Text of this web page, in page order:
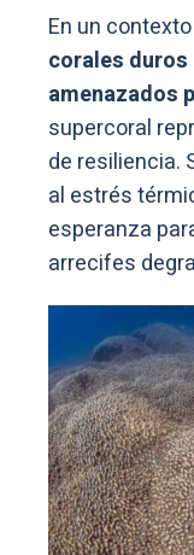
En un
corales duros
amenazados
supercoral
de resiliencia.
al estrés
esperanza
arrecifes